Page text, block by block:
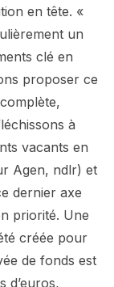
en tête. «
un
clé en
proposer ce
à
vacants en
Agen, ndlr) et
dernier axe
priorité. Une
créée pour
de fonds est
d’euros,